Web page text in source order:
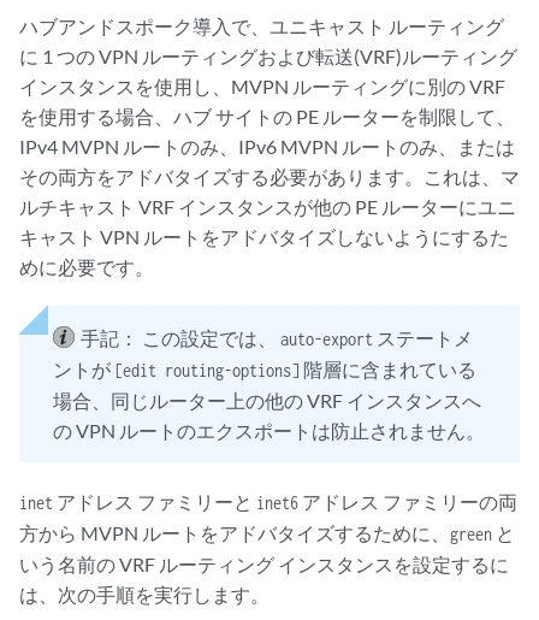
ハブアンドスポーク導入で、ユニキャスト ルーティング
に 1 つの VPN ルーティングおよび転送(VRF)ルーティング
インスタンスを使用し、MVPN ルーティングに別の VRF
を使用する場合、ハブ サイトの PE ルーターを制限して、
IPv4 MVPN ルートのみ、IPv6 MVPN ルートのみ、または
その両方をアドバタイズする必要があります。これは、マ
ルチキャスト VRF インスタンスが他の PE ルーターにユニ
キャスト VPN ルートをアドバタイズしないようにするた
めに必要です。
手記： この設定では、 auto-export ステートメ
ントが [edit routing-options] 階層に含まれている
場合、同じルーター上の他の VRF インスタンスへ
の VPN ルートのエクスポートは防止されません。
inet アドレス ファミリーと inet6 アドレス ファミリーの両
方から MVPN ルートをアドバタイズするために、
green と
いう名前の VRF ルーティング インスタンスを設定するに
は、次の手順を実行します。